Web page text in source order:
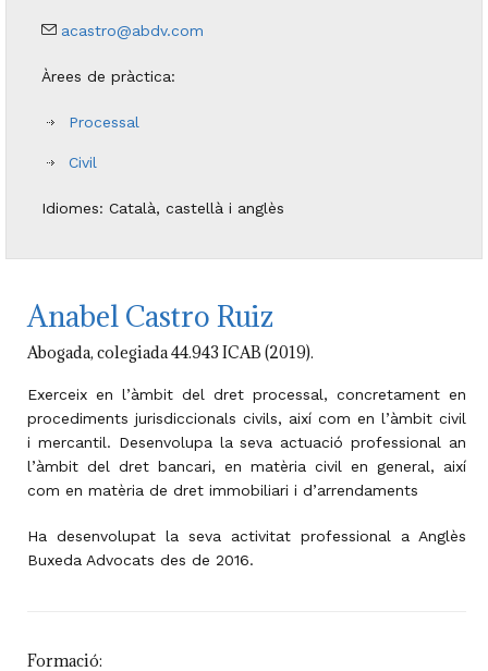
acastro@abdv.com
Àrees de pràctica:
Processal
Civil
Idiomes: Català, castellà i anglès
Anabel Castro Ruiz
Abogada, colegiada 44.943 ICAB (2019).
Exerceix en l’àmbit del dret processal, concretament en
procediments jurisdiccionals civils, així com en l’àmbit civil
i mercantil. Desenvolupa la seva actuació professional an
l’àmbit del dret bancari, en matèria civil en general, així
com en matèria de dret immobiliari i d’arrendaments
Ha desenvolupat la seva activitat professional a Anglès
Buxeda Advocats des de 2016.
Formació: